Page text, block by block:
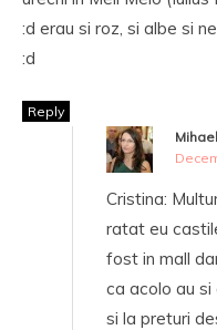
:d erau si roz, si albe si
:d
Reply
Cristina:
ratat eu
fost in mall
ca acolo au si
si la preturi